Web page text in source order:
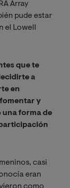
Array
pude estar
el Lowell
que te
a
en
y
forma de
casi
eran
como